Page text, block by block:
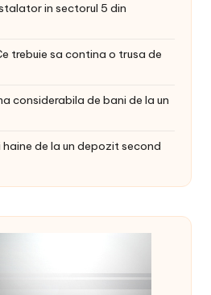
in sectorul 5 din
trebuie sa contina o trusa de
considerabila de bani de la un
haine de la un depozit second